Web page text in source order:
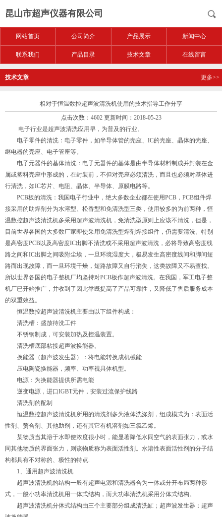
昆山市超声仪器有限公司
网站首页 公司简介 产品展示 新闻中心
联系我们 产品目录 技术文章 在线留言
技术文章 更多>>
相对于恒温数控超声波清洗机使用的技术指导工作分享
点击次数：4602 更新时间：2018-05-23
电子行业是超声波清洗应用早，为普及的行业。
电子零件的清洗：电子零件，如半导体管的壳座、IC的壳座、晶体的壳座、
继电器的壳座、电子管座等。
电子元器件的基体清洗：电子元器件的基体是由半导体材料制成并封装在金
属或塑料壳座中形成的，在封装前，不但对壳座必须清洗，而且也必须对基体进
行清洗，如IC芯片、电阻、晶体、半导体、原膜电路等。
PCB板的清洗：我国电子行业中，绝大多数企业都在使用PCB，PCB组件焊
接采用的助焊剂分为水溶型、松香型和免清洗型三类，使用较多的为前两种，恒
温数控超声波清洗机多采用超声波清洗机，免清洗型原则上应该不清洗，但是，
目前世界各国的大多数厂家即使采用免清洗型焊剂焊接组件，仍需要清洗。特别
是高密度PCB以及高密度IC出脚不清洗或不采用超声波清洗，必将导致高密度线
路之间和IC出脚之间吸附尘埃，一旦环境湿度大，极易发生高密度线间和脚间短
路而出现故障，而一旦环境干燥，短路故障又自行消失，这类故障又不易查找。
所以世界各国的电子整机厂均坚持对PCB板作超声波清洗。在我国，军工电子整
机厂已开始推广，并收到了因此举既提高了产品可靠性，又降低了售后服务成本
的双重效益。
恒温数控超声波清洗机主要由以下组件构成：
清洗槽：盛放待洗工件
不锈钢制成，可安装加热及控温装置。
清洗槽底部粘接超声波换能器。
换能器（超声波发生器）：将电能转换成机械能
压电陶瓷换能器，频率、功率视具体机型。
电源：为换能器提供所需电能
逆变电源，进口IGBT元件，安装过流保护线路
清洗剂的配制
恒温数控超声波清洗机所用的清洗剂多为液体洗涤剂，组成模式为：表面活
性剂、赘合剂、其他助剂，还有其它有机溶剂如三氯乙烯。
某物质当其溶于水即使浓度很小时，能显著降低水同空气的表面张力，或水
同其他物质的界面张力，则该物质称为表面活性剂。水溶性表面活性剂的分子结
构都具有不对称的、极性的特点.
1、通用超声波清洗机
超声波清洗机的结构一般有超声电源和清洗器合为一体或分开布局两种形
式，一般小功率清洗机用一体式结构，而大功率清洗机采用分体式结构。
超声波清洗机分体式结构由三个主要部分组成清洗缸；超声波发生器；超声